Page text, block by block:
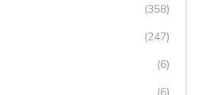
(358)
(247)
(6)